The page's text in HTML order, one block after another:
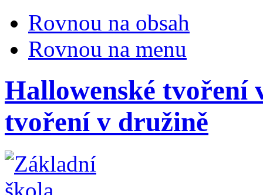
Rovnou na obsah
Rovnou na menu
Hallowenské tvoření
tvoření v družině